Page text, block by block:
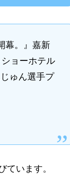
幕。』嘉新
ョーホテル
ゅん選手プ
います。